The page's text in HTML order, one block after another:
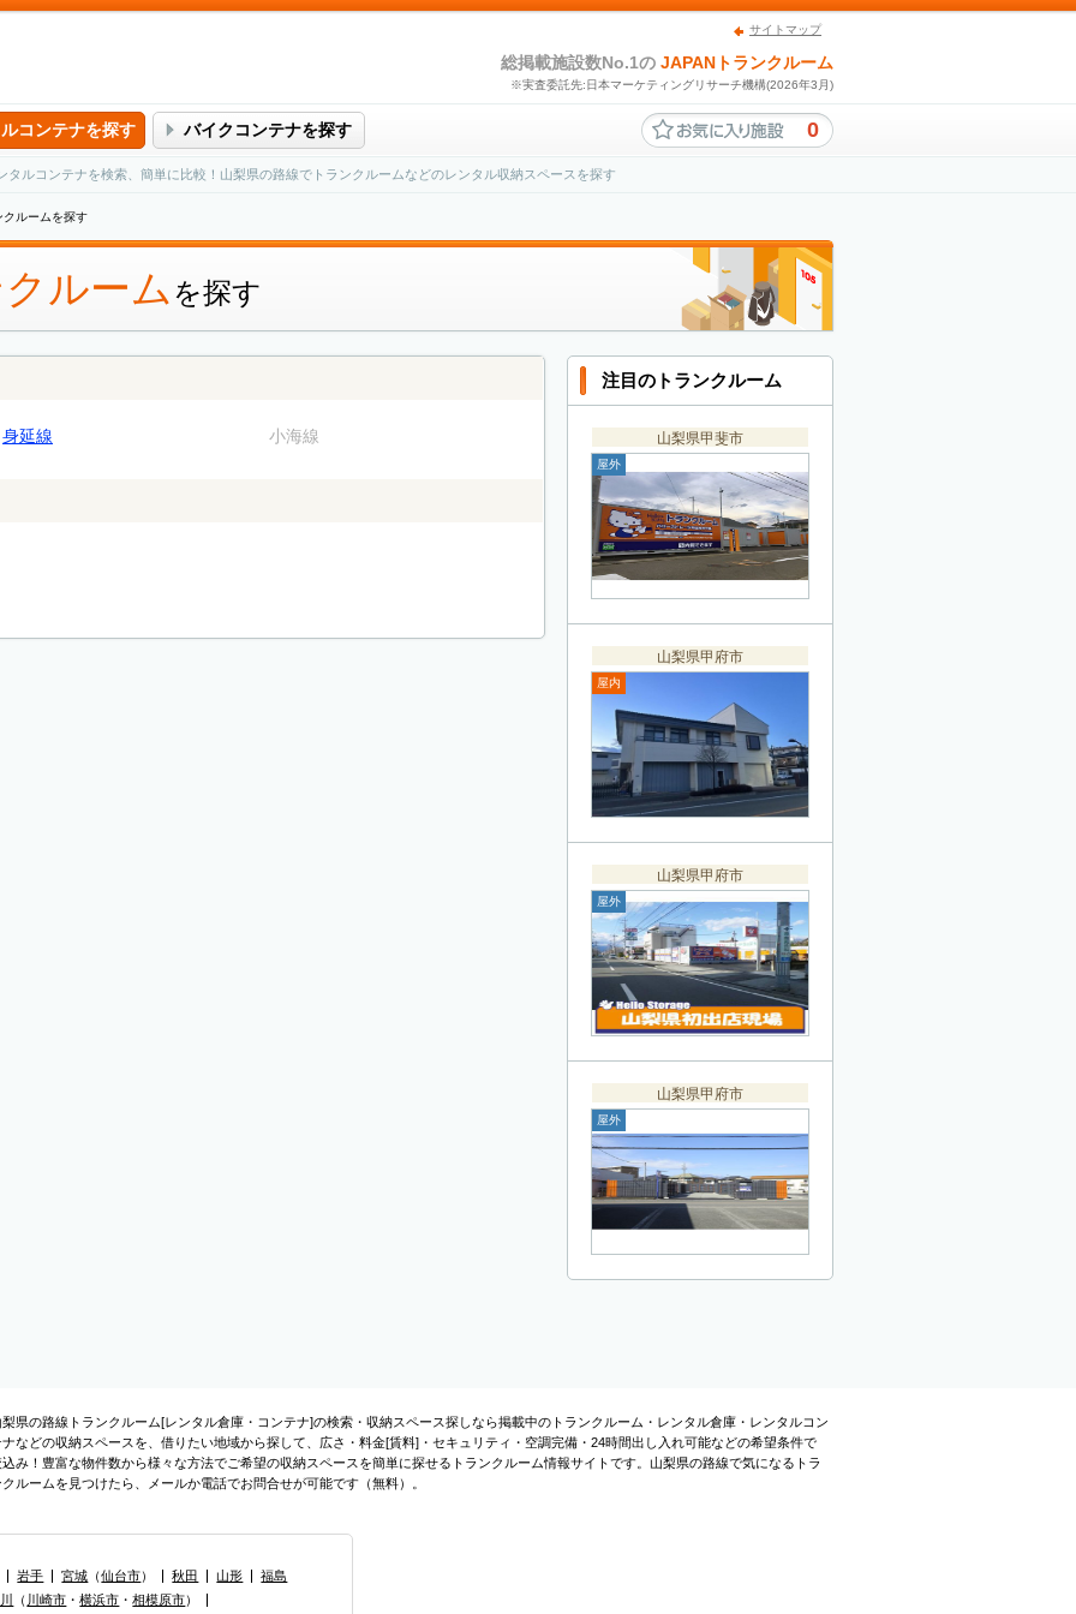
サイトマップ
総掲載施設数No.1の JAPANトランクルーム
※実査委託先:日本マーケティングリサーチ機構(2026年3月)
コンテナを探す バイクコンテナを探す 0
ルコンテナを検索、簡単に比較！山梨県の路線でトランクルームなどのレンタル収納スペースを探す
クルームを探す
ルーム を探す
身延線 小海線
注目のトランクルーム
屋外
山梨県甲斐市
屋内
山梨県甲府市
屋外
山梨県甲府市
屋外
山梨県甲府市
梨県の路線トランクルーム[レンタル倉庫・コンテナ]の検索・収納スペース探しなら掲載中のトランクルーム・レンタル倉庫・レンタルコン
ナなどの収納スペースを、借りたい地域から探して、広さ・料金[賃料]・セキュリティ・空調完備・24時間出し入れ可能などの希望条件で
込み！豊富な物件数から様々な方法でご希望の収納スペースを簡単に探せるトランクルーム情報サイトです。山梨県の路線で気になるトラ
クルームを見つけたら、メールか電話でお問合せが可能です（無料）。
岩手 宮城 （仙台市） 秋田 山形
福島
（ 川崎市 ・横浜市 ・相模原市）